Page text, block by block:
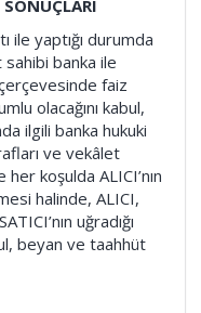
ile yaptığı durumda
banka ile
faiz
olacağını kabul,
ilgili banka hukuki
ve vekâlet
koşulda ALICI’nın
halinde, ALICI,
uğradığı
beyan ve taahhüt